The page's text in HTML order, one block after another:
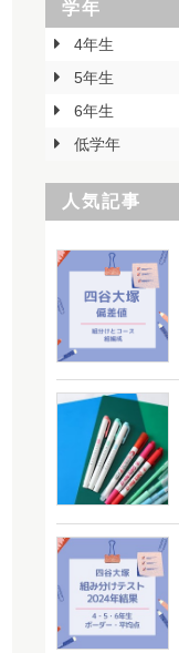
学年
4年生
5年生
6年生
低学年
人気記事